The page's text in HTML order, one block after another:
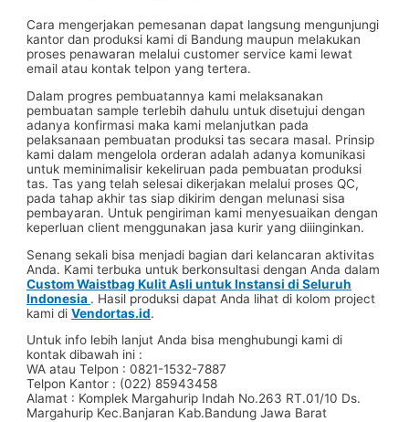
Cara mengerjakan pemesanan dapat langsung mengunjungi
kantor dan produksi kami di Bandung maupun melakukan
proses penawaran melalui customer service kami lewat
email atau kontak telpon yang tertera.
Dalam progres pembuatannya kami melaksanakan
pembuatan sample terlebih dahulu untuk disetujui dengan
adanya konfirmasi maka kami melanjutkan pada
pelaksanaan pembuatan produksi tas secara masal. Prinsip
kami dalam mengelola orderan adalah adanya komunikasi
untuk meminimalisir kekeliruan pada pembuatan produksi
tas. Tas yang telah selesai dikerjakan melalui proses QC,
pada tahap akhir tas siap dikirim dengan melunasi sisa
pembayaran. Untuk pengiriman kami menyesuaikan dengan
keperluan client menggunakan jasa kurir yang diiinginkan.
Senang sekali bisa menjadi bagian dari kelancaran aktivitas
Anda. Kami terbuka untuk berkonsultasi dengan Anda dalam
Custom Waistbag Kulit Asli untuk Instansi di Seluruh
Indonesia . Hasil produksi dapat Anda lihat di kolom project
kami diVendortas.id.
Untuk info lebih lanjut Anda bisa menghubungi kami di
kontak dibawah ini :
WA atau Telpon : 0821-1532-7887
Telpon Kantor : (022) 85943458
Alamat : Komplek Margahurip Indah No.263 RT.01/10 Ds.
Margahurip Kec.Banjaran Kab.Bandung Jawa Barat